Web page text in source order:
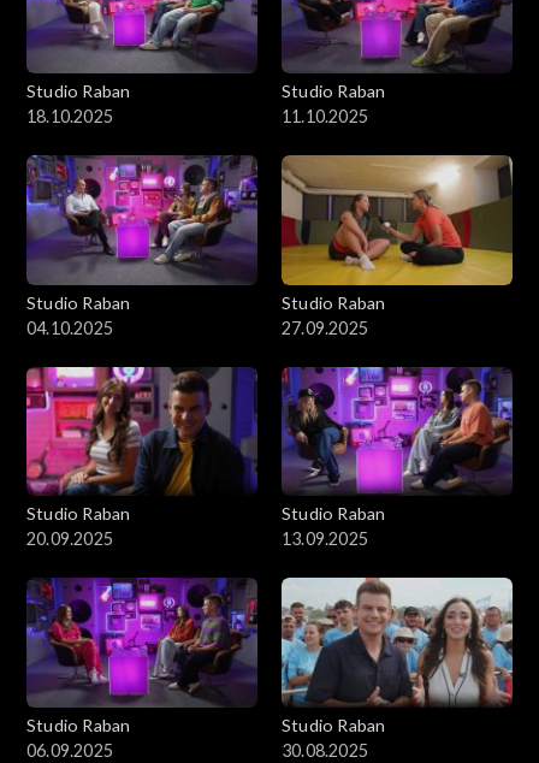
Studio Raban
18.10.2025
Studio Raban
11.10.2025
Studio Raban
04.10.2025
Studio Raban
27.09.2025
Studio Raban
20.09.2025
Studio Raban
13.09.2025
Studio Raban
06.09.2025
Studio Raban
30.08.2025